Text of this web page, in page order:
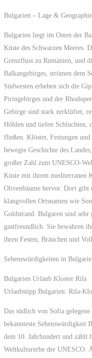
Bulgarien – Lage & Geographie
Bulgarien liegt im Osten der
Küste des Schwarzen Meeres.
Grenzfluss zu Rumänien, und
Balkangebirges, strömen dem
Südwesten erheben sich die
Piringebirges und der
Gebirge sind stark zerklüftet,
Höhlen und tiefen Schluchten,
fließen. Klöster, Festungen und
bewegte Geschichte des
großer Zahl zum UNESCO-
Küste mit ihrem mediterranen
Olivenbäume hervor. Dort gibt
klangvollen Ortsnamen wie
Goldstrand. Bulgaren sind sehr
gastfreundlich. Sie bewahren
ihren Festen, Bräuchen und
Sehenswürdigkeiten in
Bulgarien Urlaub Kloster Rila
Urlaubstipp Bulgarien: Rila-
Das südlich von Sofia
bekannteste Sehenswürdigkeit
dem 10. Jahrhundert und zählt
Weltkulturerbe der UNESCO.